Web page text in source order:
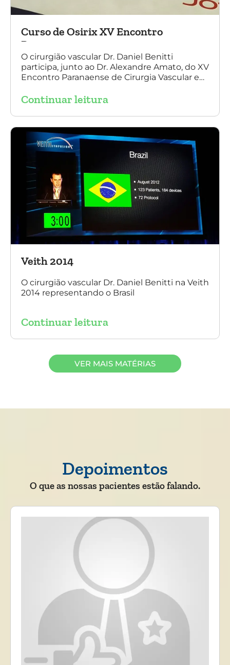
Curso de Osirix XV Encontro
Paranaense
O cirurgião vascular Dr. Daniel Benitti
participa, junto ao Dr. Alexandre Amato, do XV
Encontro Paranaense de Cirurgia Vascular e
Continuar leitura
Veith 2014
O cirurgião vascular Dr. Daniel Benitti na Veith
2014 representando o Brasil
Continuar leitura
VER MAIS MATÉRIAS
Depoimentos
O que as nossas pacientes estão falando.